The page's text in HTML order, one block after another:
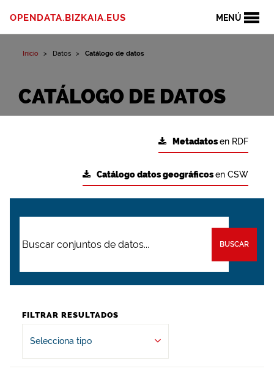
MENÚ
OPENDATA.BIZKAIA.EUS
Inicio Datos Catálogo de datos
CATÁLOGO DE DATOS
Metadatosen RDF
Catálogo datos geográficosen CSW
BUSCAR
FILTRAR RESULTADOS
Selecciona tipo